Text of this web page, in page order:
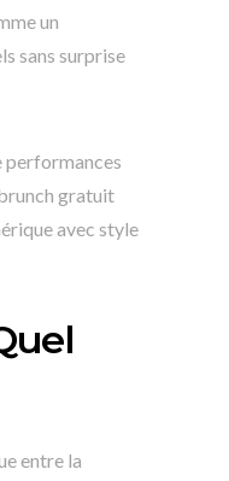
un
sans surprise
performances
gratuit
avec style
entre la